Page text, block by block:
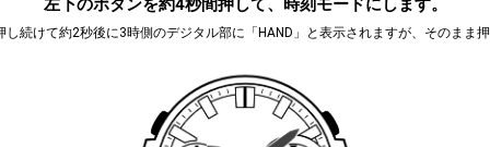
左下のボタンを約4秒間押して、時刻モードにします。
し続けて約2秒後に3時側のデジタル部に「HAND」と表示されますが、そのまま